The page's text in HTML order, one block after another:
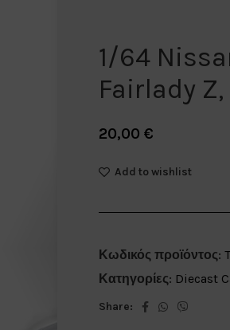
1/64
Fairlady
20,00 €
Add to wishlist
Κωδικός προϊόντος:
Κατηγορίες: Diecast
Share: